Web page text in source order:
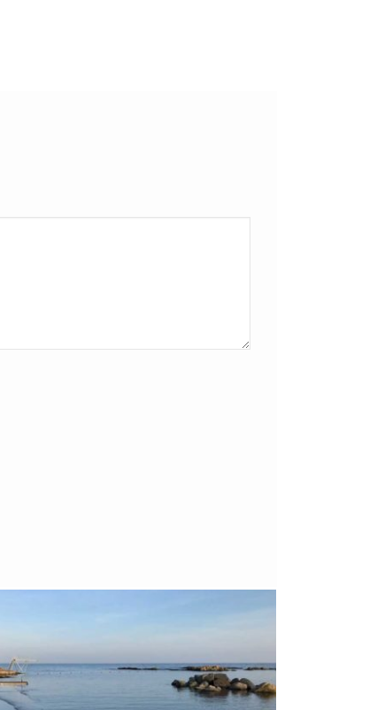
Bornholm
29. OKTOBER 2018